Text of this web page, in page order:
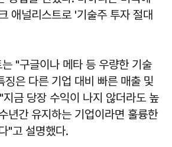
애널리스트로 '기술주 투자 절대
"구글이나 메타 등 우량한 기술
징은 다른 기업 대비 빠른 매출 및
금 당장 수익이 나지 않더라도 높
년간 유지하는 기업이라면 훌륭한
"고 설명했다.